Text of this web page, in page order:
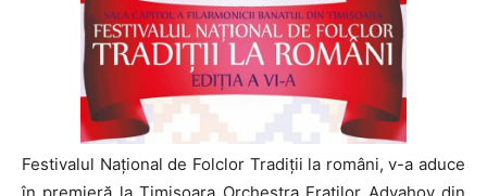
Festivalul Național de Folclor Tradiții la români, v-a aduce